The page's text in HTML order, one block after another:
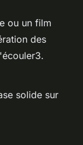
ou un film
des
solide sur